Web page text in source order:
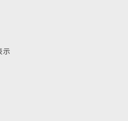
示